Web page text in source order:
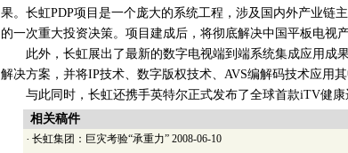
果。长虹PDP项目是一个庞大的系统工程，涉及国内外产业链
的一次重大投资决策。项目建成后，将彻底解决中国平板电视
此外，长虹展出了最新的数字电视端到端系统集成应用成
解决方案，并将IP技术、数字版权技术、AVS编解码技术应用其
与此同时，长虹还携手英特尔正式发布了全球首款iTV健康
相关稿件
· 长虹集团：巨灾考验“承重力” 2008-06-10